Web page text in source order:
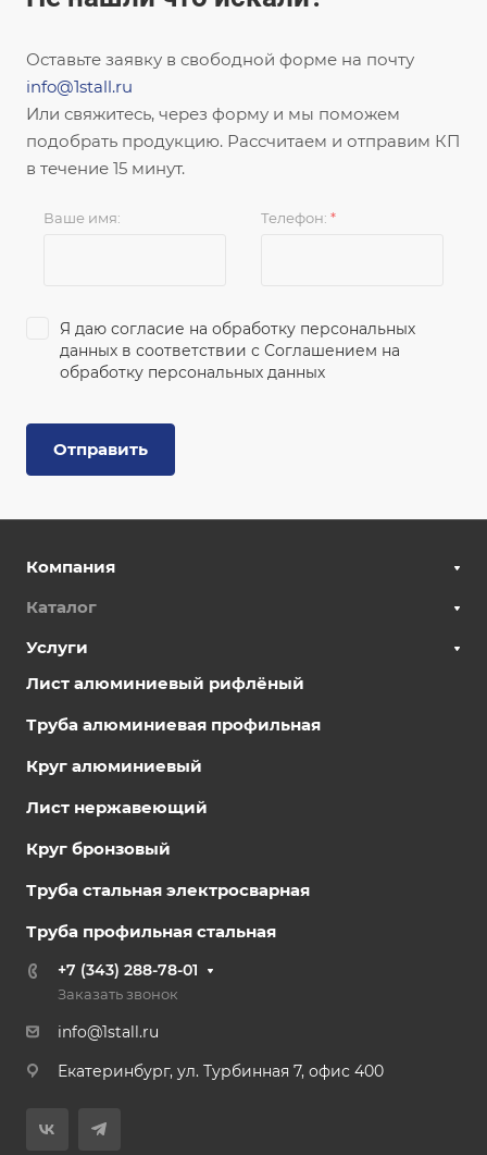
Оставьте заявку в свободной форме на почту
info@1stall.ru
Или свяжитесь, через форму и мы поможем
подобрать продукцию. Рассчитаем и отправим КП
в течение 15 минут.
Ваше имя: Телефон: *
Я даю согласие на обработку персональных
данных в соответствии с Соглашением на
обработку персональных данных
Отправить
Компания
Каталог
Услуги
Лист алюминиевый рифлёный
Труба алюминиевая профильная
Круг алюминиевый
Лист нержавеющий
Круг бронзовый
Труба стальная электросварная
Труба профильная стальная
+7 (343) 288-78-01
Заказать звонок
info@1stall.ru
Екатеринбург, ул. Турбинная 7, офис 400